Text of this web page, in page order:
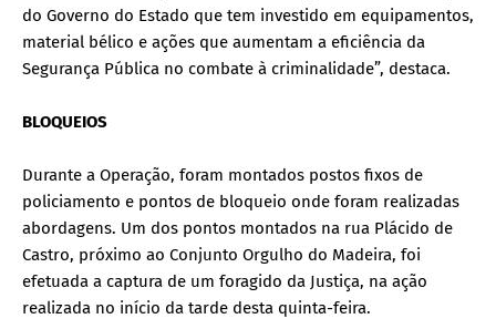
do Governo do Estado que tem investido em equipamentos,
material bélico e ações que aumentam a eficiência da
Segurança Pública no combate à criminalidade”, destaca.
BLOQUEIOS
Durante a Operação, foram montados postos fixos de
policiamento e pontos de bloqueio onde foram realizadas
abordagens. Um dos pontos montados na rua Plácido de
Castro, próximo ao Conjunto Orgulho do Madeira, foi
efetuada a captura de um foragido da Justiça, na ação
realizada no início da tarde desta quinta-feira.